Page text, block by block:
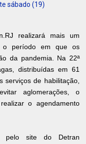
sábado (19)
realizará mais um
o período em que os
da pandemia. Na 22ª
distribuídas em 61
serviços de habilitação,
aglomerações, o
o agendamento
pelo site do Detran